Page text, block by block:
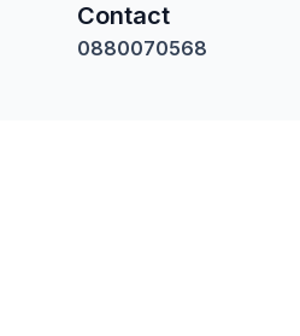
Contact
0880070568